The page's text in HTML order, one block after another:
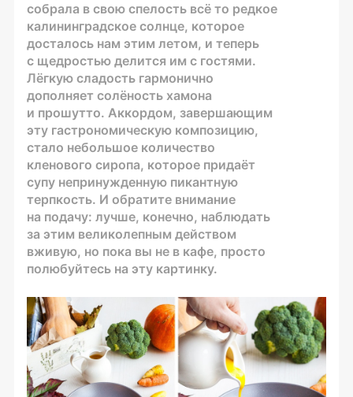
собрала в свою спелость всё то редкое
калининградское солнце, которое
досталось нам этим летом, и теперь
с щедростью делится им с гостями.
Лёгкую сладость гармонично
дополняет солёность хамона
и прошутто. Аккордом, завершающим
эту гастрономическую композицию,
стало небольшое количество
кленового сиропа, которое придаёт
супу непринужденную пикантную
терпкость. И обратите внимание
на подачу: лучше, конечно, наблюдать
за этим великолепным действом
вживую, но пока вы не в кафе, просто
полюбуйтесь на эту картинку.